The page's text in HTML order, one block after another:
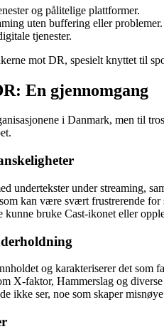
og pålitelige plattformer.
uten buffering eller problemer.
tjenester.
mot DR, spesielt knyttet til
En gjennomgang
i Danmark, men til
undertekster under streaming,
kan være svært frustrerende for
bruke Cast-ikonet eller
og karakteriserer det som
X-faktor, Hammerslag og
ikke ser, noe som skaper